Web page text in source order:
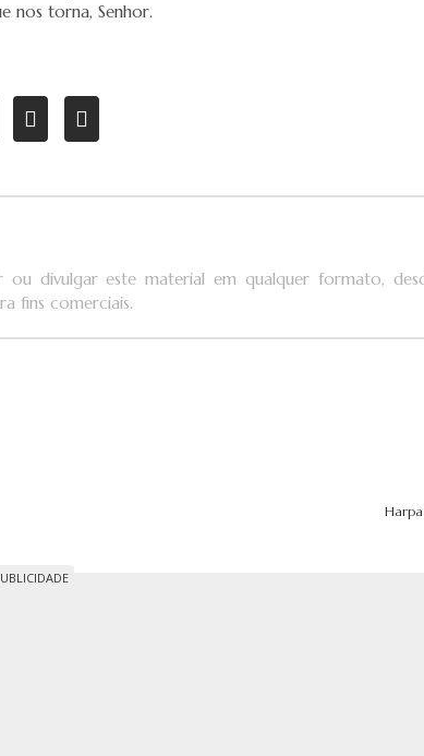
nos torna, Senhor.
divulgar este material em qualquer formato,
fins comerciais.